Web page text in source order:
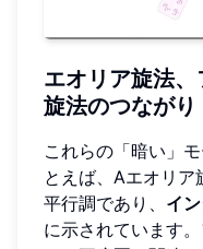
エオリア旋法
旋法のつながり
これらの「暗い」
とえば、Aエオリ
平行調であり、 イ
に示されています